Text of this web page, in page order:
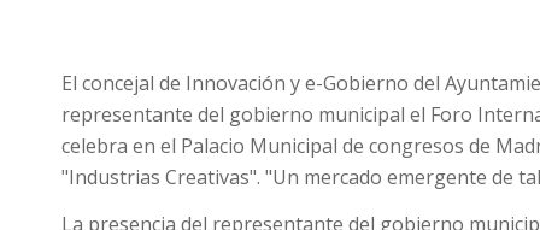
El concejal de Innovación y e-Gobierno del
representante del gobierno municipal el Foro
celebra en el Palacio Municipal de congresos de
"Industrias Creativas". "Un mercado emergente de
La presencia del representante del gobierno